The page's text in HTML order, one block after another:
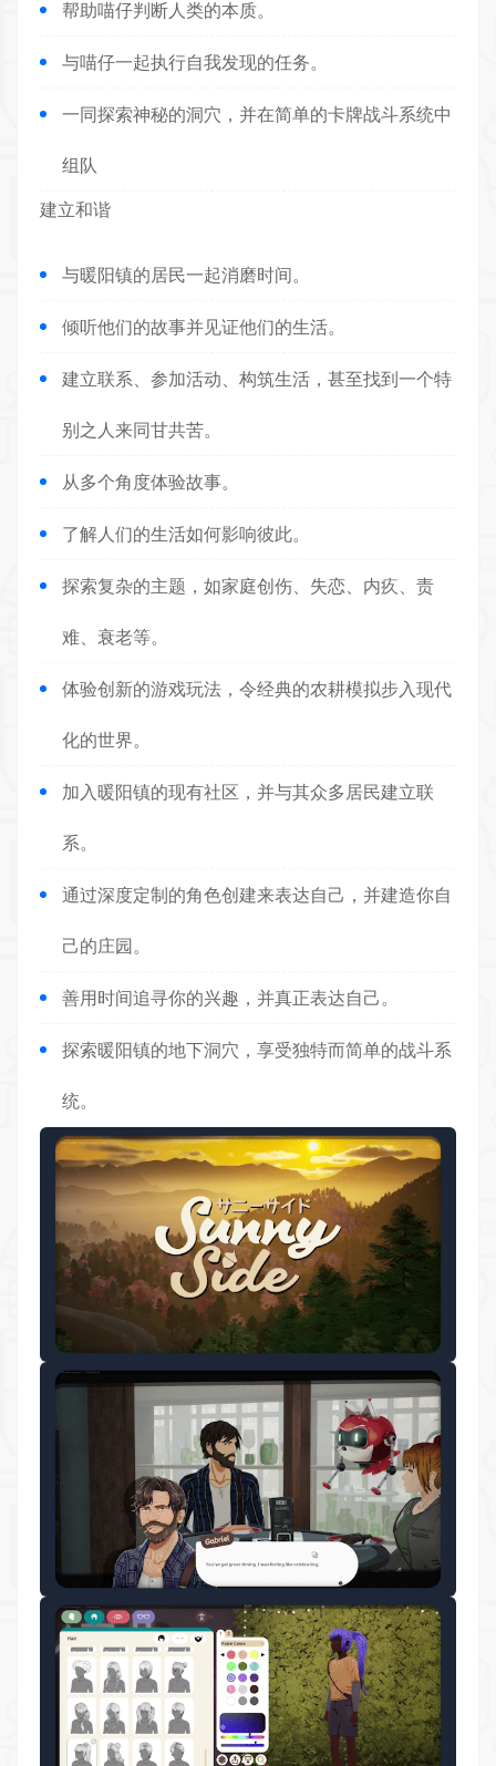
帮助喵仔判断人类的本质。
与喵仔一起执行自我发现的任务。
一同探索神秘的洞穴，并在简单的卡牌战斗系统中
组队
建立和谐
与暖阳镇的居民一起消磨时间。
倾听他们的故事并见证他们的生活。
建立联系、参加活动、构筑生活，甚至找到一个特
别之人来同甘共苦。
从多个角度体验故事。
了解人们的生活如何影响彼此。
探索复杂的主题，如家庭创伤、失恋、内疚、责
难、衰老等。
体验创新的游戏玩法，令经典的农耕模拟步入现代
化的世界。
加入暖阳镇的现有社区，并与其众多居民建立联
系。
通过深度定制的角色创建来表达自己，并建造你自
己的庄园。
善用时间追寻你的兴趣，并真正表达自己。
探索暖阳镇的地下洞穴，享受独特而简单的战斗系
统。